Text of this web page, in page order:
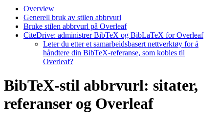
Overview
Generell bruk av stilen abbrvurl
Bruke stilen abbrvurl på Overleaf
CiteDrive: administrer BibTeX og BibLaTeX for Overleaf
Leter du etter et samarbeidsbasert nettverktøy for å
håndtere din BibTeX-referanse, som kobles til
Overleaf?
BibTeX-stil abbrvurl: sitater,
referanser og Overleaf